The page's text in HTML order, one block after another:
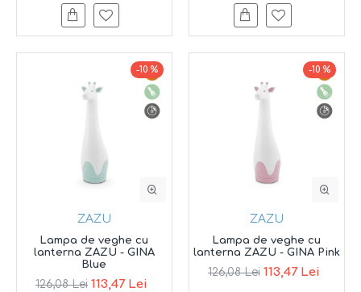
-10 %
ZAZU
Lampa de veghe cu
lanterna ZAZU - GINA
Blue
126,08 Lei 113,47 Lei
-10 %
ZAZU
Lampa de veghe cu
lanterna ZAZU - GINA Pink
126,08 Lei 113,47 Lei